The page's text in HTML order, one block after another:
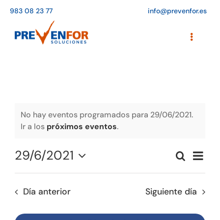
contenido
983 08 23 77 info@prevenfor.es
Toggle
Agenda de cursos
Adaptación a la LOPD
No hay eventos programados para 29/06/2021.
Ir a los próximos eventos.
Buscar
vistas
de
Día
29/6/2021
Seleccionar
Día anterior Siguiente día